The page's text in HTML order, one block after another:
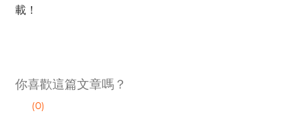
載！
你喜歡這篇文章嗎？
(0)